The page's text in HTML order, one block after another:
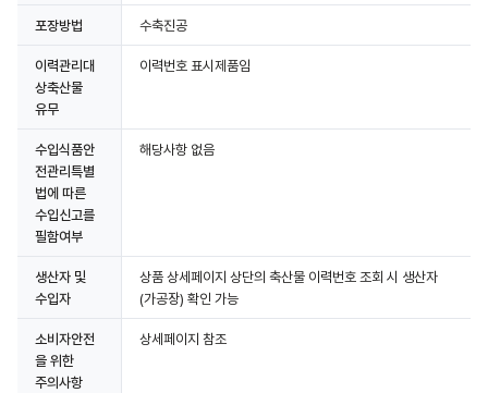
상세정보 더보기
포장방법 수축진공
이력관리대
상축산물
유무
이력번호 표시제품임
수입식품안
전관리특별
법에 따른
수입신고를
필함여부
해당사항 없음
생산자 및
수입자
상품 상세페이지 상단의 축산물 이력번호 조회 시 생산자
(가공장) 확인 가능
소비자안전
을 위한
주의사항
상세페이지 참조